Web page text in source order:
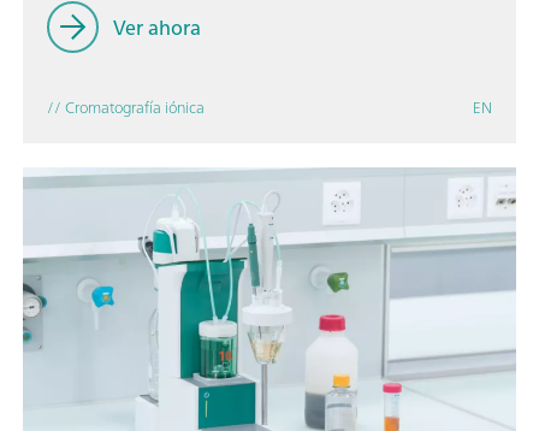
Ver ahora
// Cromatografía iónica EN